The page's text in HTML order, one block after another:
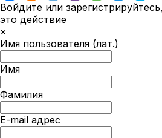
Войдите или
это действие
×
Имя пользователя (лат.)
Имя
Фамилия
E-mail адрес